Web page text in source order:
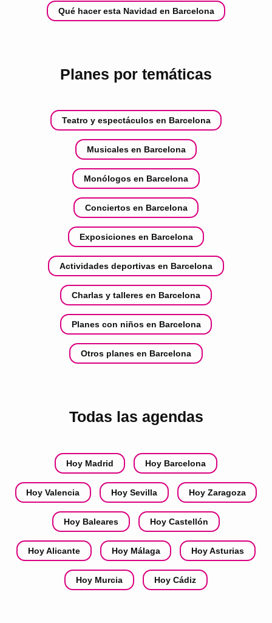
Qué hacer esta Navidad en Barcelona
Planes por temáticas
Teatro y espectáculos en Barcelona
Musicales en Barcelona
Monólogos en Barcelona
Conciertos en Barcelona
Exposiciones en Barcelona
Actividades deportivas en Barcelona
Charlas y talleres en Barcelona
Planes con niños en Barcelona
Otros planes en Barcelona
Todas las agendas
Hoy Madrid Hoy Barcelona
Hoy Valencia Hoy Sevilla Hoy Zaragoza
Hoy Baleares Hoy Castellón
Hoy Alicante Hoy Málaga Hoy Asturias
Hoy Murcia Hoy Cádiz